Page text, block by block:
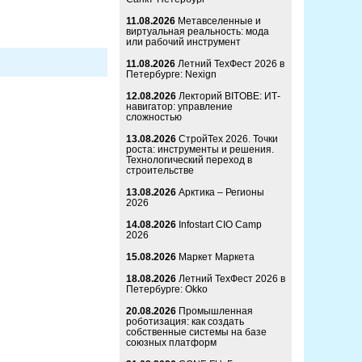
11.08.2026 Метавселенные и
виртуальная реальность: мода
или рабочий инструмент
11.08.2026 Летний ТехФест 2026 в
Петербурге: Nexign
12.08.2026 Лекторий BITOBE: ИТ-
навигатор: управление
сложностью
13.08.2026 СтройТех 2026. Точки
роста: инструменты и решения.
Технологический переход в
строительстве
13.08.2026 Арктика – Регионы
2026
14.08.2026 Infostart CIO Camp
2026
15.08.2026 Маркет Маркета
18.08.2026 Летний ТехФест 2026 в
Петербурге: Okko
20.08.2026 Промышленная
роботизация: как создать
собственные системы на базе
союзных платформ